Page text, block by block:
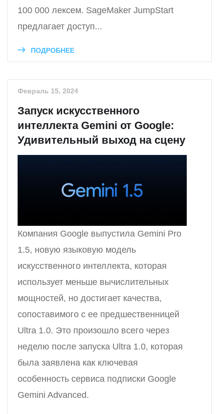
100 000 лексем. SageMaker JumpStart
предлагает доступ...
ПОДРОБНЕЕ
Февраль 15, 2024
Запуск искусственного
интеллекта Gemini от Google:
Удивительный выход на сцену
Компания Google выпустила Gemini Pro
1.5, новую языковую модель
искусственного интеллекта, которая
использует меньше вычислительных
мощностей, но достигает качества,
сопоставимого с ее предшественницей
Ultra 1.0. Это произошло всего через
неделю после запуска Ultra 1.0, которая
была заявлена как ключевая
особенность сервиса подписки Google
Gemini Advanced.